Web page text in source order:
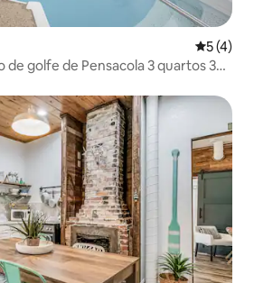
5 (4)
de golfe de Pensacola 3 quartos 3